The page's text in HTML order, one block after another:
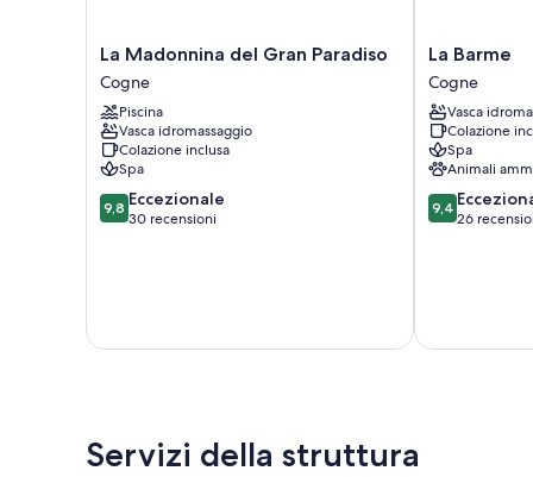
La
Madonnina
del
Gran
Paradiso
Cogne
La Madonnina del Gran Paradiso
Cogne
Piscina
Vasca idromassaggio
Colazione inclusa
Spa
9.8
su
9,8 Eccezionale
30 recensioni
La
Barme
Cogne
La Barme
Cogne
Vasca
Colazione
Spa
Animali
9.4
su
9,4
26
Servizi della struttura